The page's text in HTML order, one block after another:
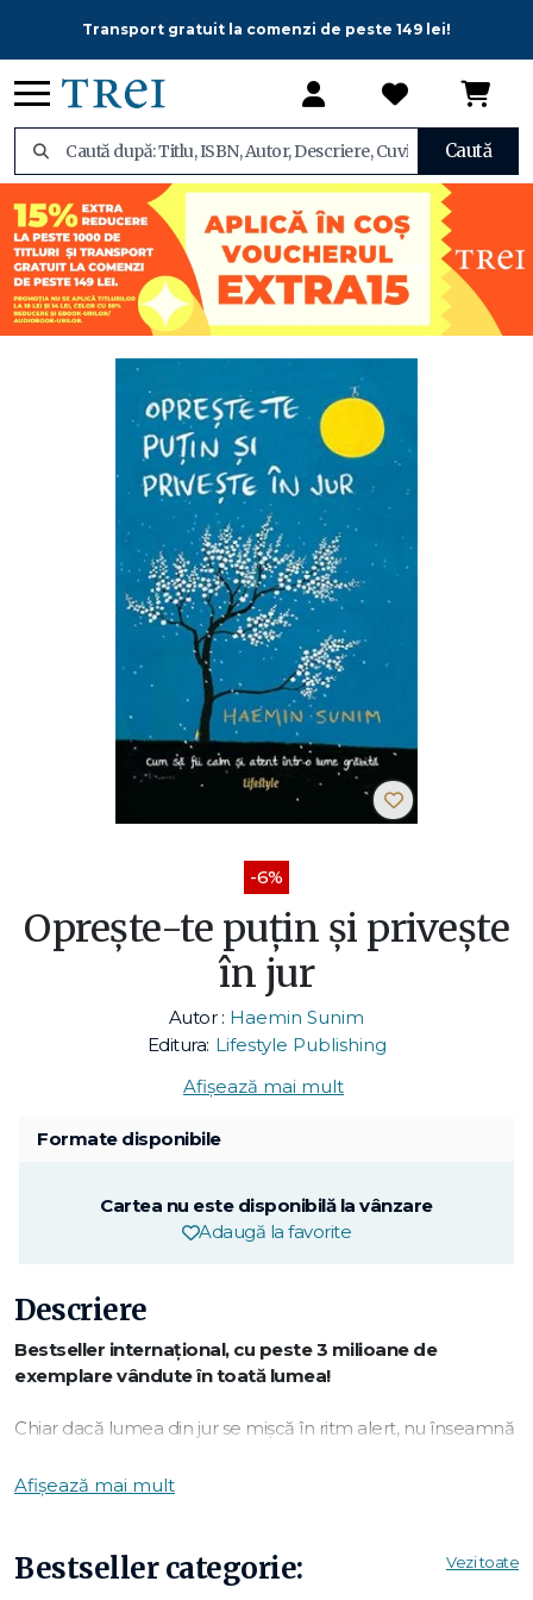
Transport gratuit la comenzi de peste 149 lei!
Caută
-6%
Oprește-te puțin și privește
în jur
Autor : Haemin Sunim
Editura: Lifestyle Publishing
Afișează mai mult
Formate disponibile
Cartea nu este disponibilă la vânzare
Adaugă la favorite
Descriere
Bestseller internațional, cu peste 3 milioane de
exemplare vândute în toată lumea!
Chiar dacă lumea din jur se mișcă în ritm alert, nu înseamnă
mindfulness mai actual ca oricând, Haemin Sunim oferă
satisfăcătoare, într-o carte frumoasă în care învățăturile sale
se combină armonios cu ilustrațiile color. Mesajele simple
Afișează mai mult
Bestseller categorie: Vezi toate